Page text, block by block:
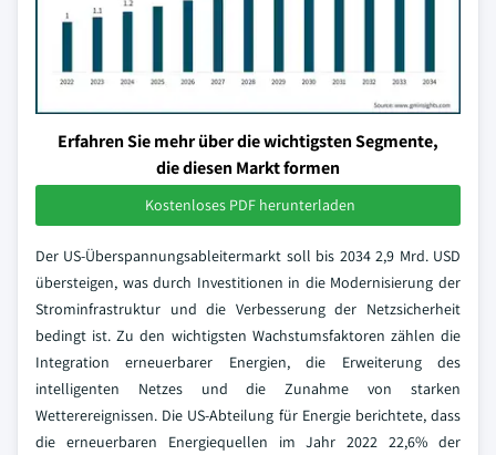
Erfahren Sie mehr über die wichtigsten Segmente,
die diesen Markt formen
Kostenloses PDF herunterladen
Der US-Überspannungsableitermarkt soll bis 2034 2,9 Mrd. USD
übersteigen, was durch Investitionen in die Modernisierung der
Strominfrastruktur und die Verbesserung der Netzsicherheit
bedingt ist. Zu den wichtigsten Wachstumsfaktoren zählen die
Integration erneuerbarer Energien, die Erweiterung des
intelligenten Netzes und die Zunahme von starken
Wetterereignissen. Die US-Abteilung für Energie berichtete, dass
die erneuerbaren Energiequellen im Jahr 2022 22,6% der